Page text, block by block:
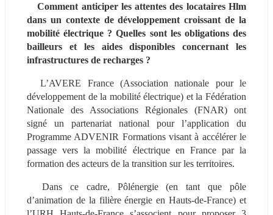
Comment anticiper les attentes des locataires Hlm
dans un contexte de développement croissant de la
mobilité électrique ? Quelles sont les obligations des
bailleurs et les aides disponibles concernant les
infrastructures de recharges ?
	L’AVERE France (Association nationale pour le
développement de la mobilité électrique) et la Fédération
Nationale des Associations Régionales (FNAR) ont
signé un partenariat national pour l’application du
Programme ADVENIR Formations visant à accélérer le
passage vers la mobilité électrique en France par la
formation des acteurs de la transition sur les territoires.
d’animation de la filière énergie en Hauts-de-France) et